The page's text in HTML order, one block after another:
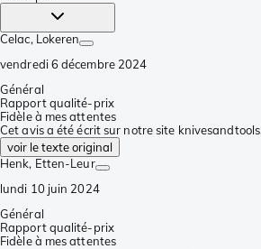
Celac, Lokeren
vendredi 6 décembre 2024
Général
Rapport qualité-prix
Fidèle à mes attentes
Cet avis a été écrit sur notre site
voir le texte original
Henk, Etten-Leur
lundi 10 juin 2024
Général
Rapport qualité-prix
Fidèle à mes attentes